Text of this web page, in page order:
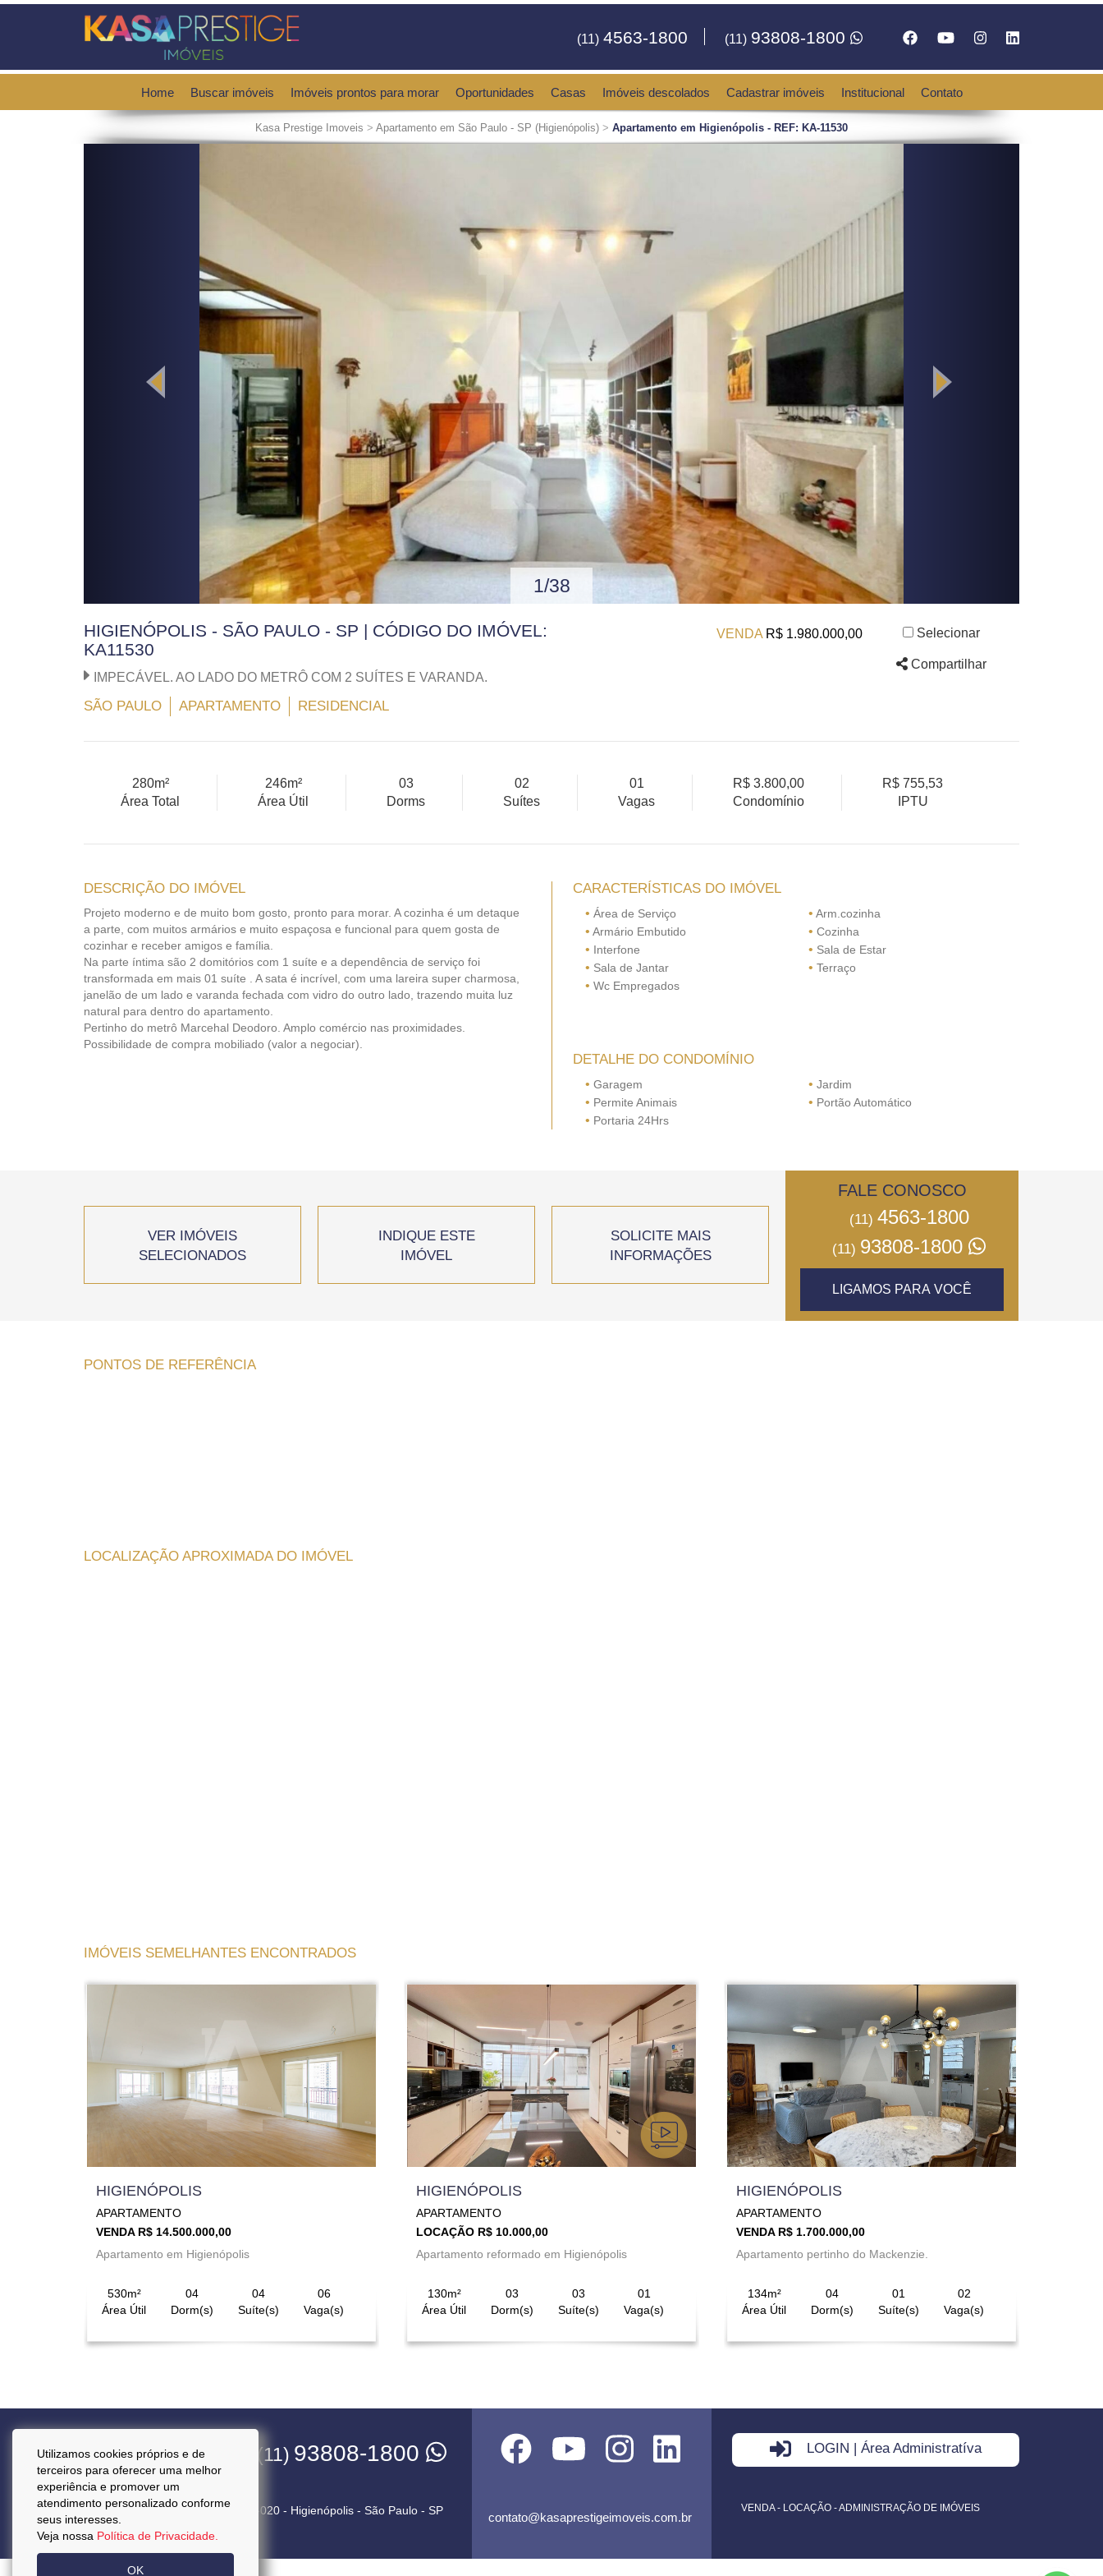
Utilizamos cookies próprios e de
terceiros para oferecer uma melhor
experiência e promover um
atendimento personalizado conforme
seus interesses.
Veja nossa Política de Privacidade.
OK
(11) 4563-1800 (11) 93808-1800
Home Buscar imóveis Imóveis prontos para morar Oportunidades Casas Imóveis descolados Cadastrar imóveis Institucional Contato
Kasa Prestige Imoveis > Apartamento em São Paulo - SP (Higienópolis) > Apartamento em Higienópolis - REF: KA-11530
1/38
HIGIENÓPOLIS - SÃO PAULO - SP | CÓDIGO DO IMÓVEL:
KA11530
IMPECÁVEL. AO LADO DO METRÔ COM 2 SUÍTES E VARANDA.
SÃO PAULO APARTAMENTO RESIDENCIAL
VENDA R$ 1.980.000,00 Selecionar
Compartilhar
280m²
Área Total
246m²
Área Útil
03
Dorms
02
Suítes
01
Vagas
R$ 3.800,00
Condomínio
R$ 755,53
IPTU
DESCRIÇÃO DO IMÓVEL
Projeto moderno e de muito bom gosto, pronto para morar. A cozinha é um detaque
a parte, com muitos armários e muito espaçosa e funcional para quem gosta de
cozinhar e receber amigos e família.
Na parte íntima são 2 domitórios com 1 suíte e a dependência de serviço foi
transformada em mais 01 suíte . A sata é incrível, com uma lareira super charmosa,
janelão de um lado e varanda fechada com vidro do outro lado, trazendo muita luz
natural para dentro do apartamento.
Pertinho do metrô Marcehal Deodoro. Amplo comércio nas proximidades.
Possibilidade de compra mobiliado (valor a negociar).
CARACTERÍSTICAS DO IMÓVEL
• Área de Serviço • Arm.cozinha
• Armário Embutido • Cozinha
• Interfone • Sala de Estar
• Sala de Jantar • Terraço
• Wc Empregados
DETALHE DO CONDOMÍNIO
• Garagem • Jardim
• Permite Animais • Portão Automático
• Portaria 24Hrs
VER IMÓVEIS
SELECIONADOS
INDIQUE ESTE
IMÓVEL
SOLICITE MAIS
INFORMAÇÕES
FALE CONOSCO
(11) 4563-1800
(11) 93808-1800
LIGAMOS PARA VOCÊ
PONTOS DE REFERÊNCIA
LOCALIZAÇÃO APROXIMADA DO IMÓVEL
IMÓVEIS SEMELHANTES ENCONTRADOS
HIGIENÓPOLIS
APARTAMENTO
VENDA R$ 14.500.000,00
Apartamento em Higienópolis
530m²
Área Útil
04
Dorm(s)
04
Suíte(s)
06
Vaga(s)
HIGIENÓPOLIS
APARTAMENTO
LOCAÇÃO R$ 10.000,00
Apartamento reformado em Higienópolis
130m²
Área Útil
03
Dorm(s)
03
Suíte(s)
01
Vaga(s)
HIGIENÓPOLIS
APARTAMENTO
VENDA R$ 1.700.000,00
Apartamento pertinho do Mackenzie.
134m²
Área Útil
04
Dorm(s)
01
Suíte(s)
02
Vaga(s)
(11)4563-1800 (11) 93808-1800
Rua Pará, 50 Cj. 92 - CEP 01243-020 - Higienópolis - São Paulo - SP
contato@kasaprestigeimoveis.com.br
LOGIN | Área Administratíva
VENDA - LOCAÇÃO - ADMINISTRAÇÃO DE IMÓVEIS